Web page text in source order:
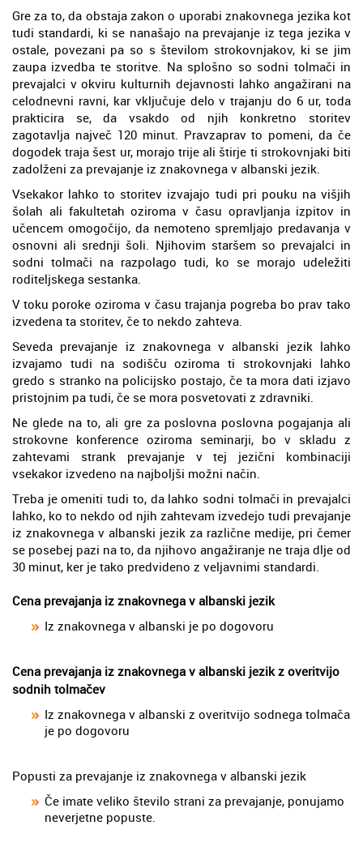
Gre za to, da obstaja zakon o uporabi znakovnega jezika kot
tudi standardi, ki se nanašajo na prevajanje iz tega jezika v
ostale, povezani pa so s številom strokovnjakov, ki se jim
zaupa izvedba te storitve. Na splošno so sodni tolmači in
prevajalci v okviru kulturnih dejavnosti lahko angažirani na
celodnevni ravni, kar vključuje delo v trajanju do 6 ur, toda
prakticira se, da vsakdo od njih konkretno storitev
zagotavlja največ 120 minut. Pravzaprav to pomeni, da če
dogodek traja šest ur, morajo trije ali štirje ti strokovnjaki biti
zadolženi za prevajanje iz znakovnega v albanski jezik.
Vsekakor lahko to storitev izvajajo tudi pri pouku na višjih
šolah ali fakultetah oziroma v času opravljanja izpitov in
učencem omogočijo, da nemoteno spremljajo predavanja v
osnovni ali srednji šoli. Njihovim staršem so prevajalci in
sodni tolmači na razpolago tudi, ko se morajo udeležiti
roditeljskega sestanka.
V toku poroke oziroma v času trajanja pogreba bo prav tako
izvedena ta storitev, če to nekdo zahteva.
Seveda prevajanje iz znakovnega v albanski jezik lahko
izvajamo tudi na sodišču oziroma ti strokovnjaki lahko
gredo s stranko na policijsko postajo, če ta mora dati izjavo
pristojnim pa tudi, če se mora posvetovati z zdravniki.
Ne glede na to, ali gre za poslovna poslovna pogajanja ali
strokovne konference oziroma seminarji, bo v skladu z
zahtevami strank prevajanje v tej jezični kombinaciji
vsekakor izvedeno na najboljši možni način.
Treba je omeniti tudi to, da lahko sodni tolmači in prevajalci
lahko, ko to nekdo od njih zahtevam izvedejo tudi prevajanje
iz znakovnega v albanski jezik za različne medije, pri čemer
se posebej pazi na to, da njihovo angažiranje ne traja dlje od
30 minut, ker je tako predvideno z veljavnimi standardi.
Cena prevajanja iz znakovnega v albanski jezik
Iz znakovnega v albanski je po dogovoru
Cena prevajanja iz znakovnega v albanski jezik z overitvijo
sodnih tolmačev
Iz znakovnega v albanski z overitvijo sodnega tolmača
je po dogovoru
Popusti za prevajanje iz znakovnega v albanski jezik
Če imate veliko število strani za prevajanje, ponujamo
neverjetne popuste.